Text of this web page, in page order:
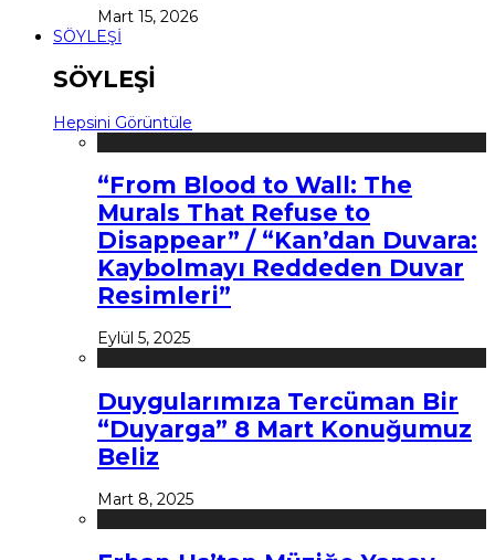
Mart 15, 2026
SÖYLEŞİ
SÖYLEŞİ
Hepsini Görüntüle
“From Blood to Wall: The
Murals That Refuse to
Disappear” / “Kan’dan Duvara:
Kaybolmayı Reddeden Duvar
Resimleri”
Eylül 5, 2025
Duygularımıza Tercüman Bir
“Duyarga” 8 Mart Konuğumuz
Beliz
Mart 8, 2025